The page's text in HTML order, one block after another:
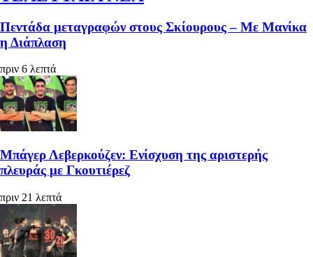
Πεντάδα μεταγραφών στους Σκίουρους – Με Μανίκα
η Διάπλαση
πριν 6 λεπτά
Μπάγερ Λεβερκούζεν: Ενίσχυση της αριστερής
πλευράς με Γκουτιέρεζ
πριν 21 λεπτά